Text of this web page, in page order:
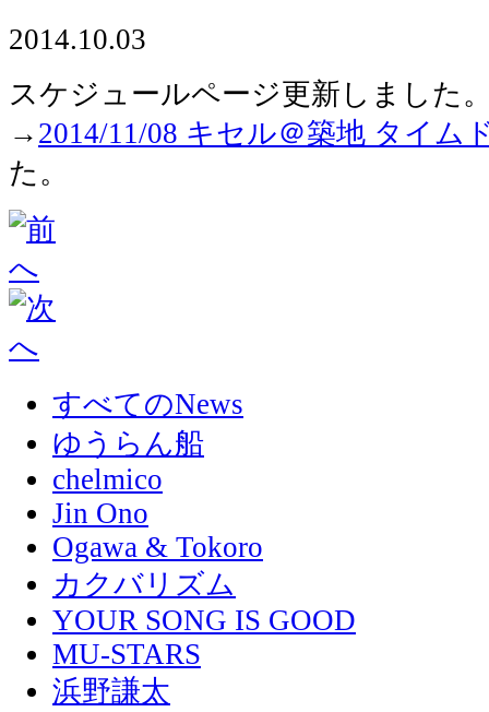
2014.10.03
スケジュールページ更新しました
→ 2014/11/08 キセル＠築地 タイム
た。
すべてのNews
ゆうらん船
chelmico
Jin Ono
Ogawa & Tokoro
カクバリズム
YOUR SONG IS GOOD
MU-STARS
浜野謙太